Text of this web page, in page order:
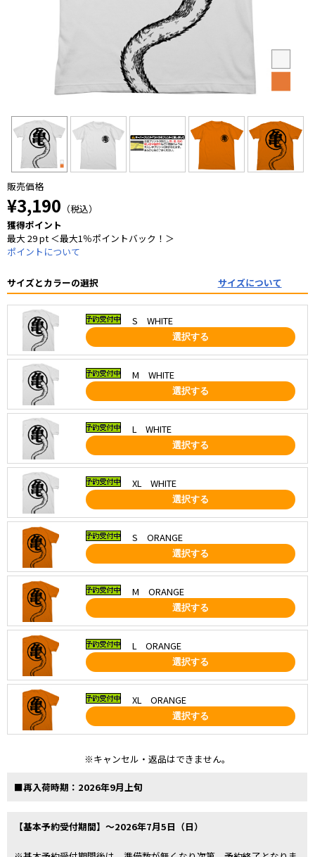
販売価格
¥3,190 （税込）
獲得ポイント
最大 29 pt ＜最大1％ポイントバック！＞
ポイントについて
サイズとカラーの選択 サイズについて
S WHITE
選択する
M WHITE
選択する
L WHITE
選択する
XL WHITE
選択する
S ORANGE
選択する
M ORANGE
選択する
L ORANGE
選択する
XL ORANGE
選択する
※キャンセル・返品はできません。
■再入荷時期：2026年9月上旬
【基本予約受付期間】～2026年7月5日（日）